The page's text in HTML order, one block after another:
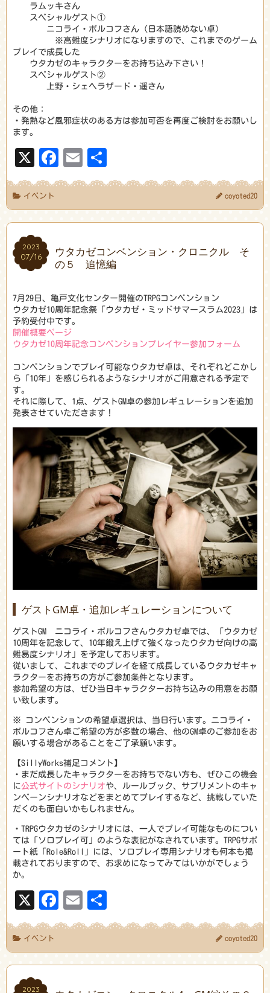
ラムッキさん
スペシャルゲスト①
ニコライ・ボルコフさん（日本語読めない卓）
※高難度シナリオになりますので、これまでのゲーム
プレイで成長した
ウタカゼのキャラクターをお持ち込み下さい！
スペシャルゲスト②
上野・シェヘラザード・遥さん
その他：
・発熱など風邪症状のある方は参加可否を再度ご検討をお願いし
ます。
X Facebook
Email
有
イベント coyoted20
2023
07/16
2023
07/16
ウタカゼコンベンション・クロニクル そ
の５ 追憶編
7月29日、亀戸文化センター開催のTRPGコンベンション
ウタカゼ10周年記念祭「ウタカゼ・ミッドサマースラム2023」は
予約受付中です。
開催概要ページ
ウタカゼ10周年記念コンベンションプレイヤー参加フォーム
コンベンションでプレイ可能なウタカゼ卓は、それぞれどこかし
ら「10年」を感じられるようなシナリオがご用意される予定で
す。
それに際して、1点、ゲストGM卓の参加レギュレーションを追加
発表させていただきます！
ゲストGM卓・追加レギュレーションについて
ゲストGM ニコライ・ボルコフさんウタカゼ卓では、「ウタカゼ
10周年を記念して、10年鍛え上げて強くなったウタカゼ向けの高
難易度シナリオ」を予定しております。
従いまして、これまでのプレイを経て成長しているウタカゼキャ
ラクターをお持ちの方がご参加条件となります。
参加希望の方は、ぜひ当日キャラクターお持ち込みの用意をお願
い致します。
※ コンベンションの希望卓選択は、当日行います。ニコライ・
ボルコフさん卓ご希望の方が多数の場合、他のGM卓のご参加をお
願いする場合があることをご了承願います。
【SillyWorks補足コメント】
・まだ成長したキャラクターをお持ちでない方も、ぜひこの機会
に公式サイトのシナリオや、ルールブック、サプリメントのキャ
ンペーンシナリオなどをまとめてプレイするなど、挑戦していた
だくのも面白いかもしれません。
・TRPGウタカゼのシナリオには、一人でプレイ可能なものについ
ては「ソロプレイ可」のような表記がなされています。TRPGサポ
ート紙「Role&Roll」には、ソロプレイ専用シナリオも何本も掲
載されておりますので、お求めになってみてはいかがでしょう
か。
X Facebook
Email
有
イベント coyoted20
2023
2023